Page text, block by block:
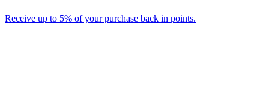
Receive up to 5% of your purchase back in points.